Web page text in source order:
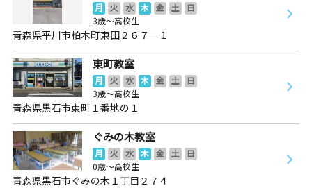
月 火 水 木 金 土
日
3歳～高校生
青森県平川市柏木町東田２６７－１
東町教室
月 火 水 木 金 土
日
3歳～高校生
青森県黒石市東町１番地の１
ぐみの木教室
月 火 水 木 金 土
日
0歳～高校生
青森県黒石市ぐみの木１丁目２７４